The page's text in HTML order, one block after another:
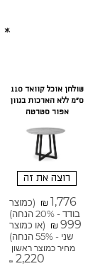
שולחן אוכל קוואד 110
ס"מ ללא הארכות בגוון
אפור סטרטה
רוצה את זה
₪ 1,776
(כמוצר
בודד - 20% הנחה)
₪ 999
(או כמוצר
שני - 55% הנחה)
מחיר כמוצר ראשון
₪ 2,220